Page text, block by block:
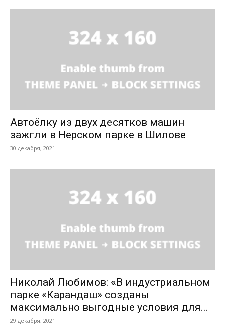
Автоёлку из двух десятков машин
зажгли в Нерском парке в Шилове
30 декабря, 2021
Николай Любимов: «В индустриальном
парке «Карандаш» созданы
максимально выгодные условия для...
29 декабря, 2021